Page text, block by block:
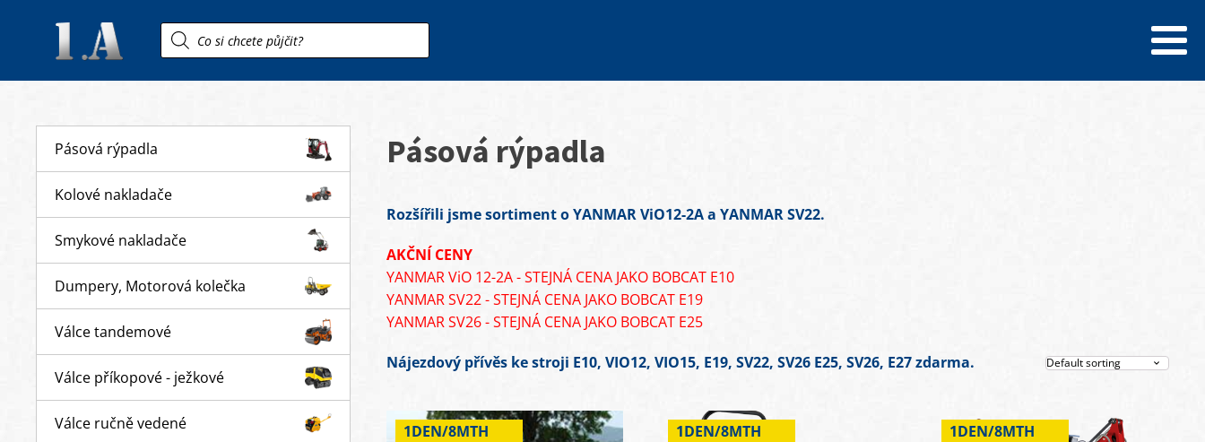
Products
search
Pásová rýpadla
Kolové nakladače
Smykové nakladače
Dumpery, Motorová kolečka
Válce tandemové
Válce příkopové - ježkové
Válce ručně vedené
Pásová rýpadla
Rozšířili jsme sortiment o YANMAR ViO12-2A a YANMAR SV22.
AKČNÍ CENY
YANMAR ViO 12-2A - STEJNÁ CENA JAKO BOBCAT E10
YANMAR SV22 - STEJNÁ CENA JAKO BOBCAT E19
YANMAR SV26 - STEJNÁ CENA JAKO BOBCAT E25
Nájezdový přívěs ke stroji E10, VIO12, VIO15, E19, SV22, SV26 E25, SV26, E27 zdarma.
1DEN/8MTH
1DEN/8MTH
1DEN/8MTH